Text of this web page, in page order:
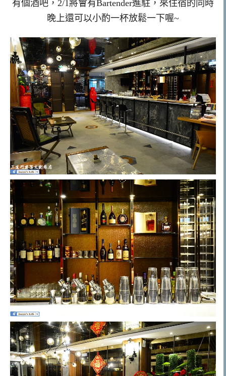
有個酒吧，2/1將會有Bartender進駐，來住宿的同時
晚上還可以小酌一杯放鬆一下喔~